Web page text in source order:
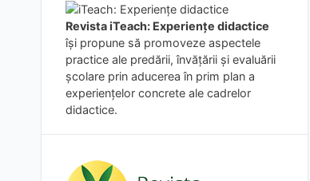
Revista iTeach: Experienţe didactice
îşi propune să promoveze aspectele
practice ale predării, învăţării şi evaluării
şcolare prin aducerea în prim plan a
experienţelor concrete ale cadrelor
didactice.